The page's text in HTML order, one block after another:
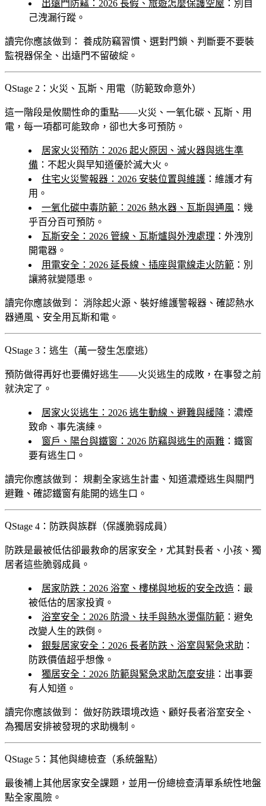
出遠門防竊：2026 長假、旅遊怎麼保護空屋 ：別自
己洩漏行蹤。
讀完你應該做到： 養成防竊習慣、選對門鎖、判斷要不要裝
監視器保全、出遠門不留破綻。
Stage 2：火災、瓦斯、用電（防範致命意外）
這一階段是攸關性命的重點——火災、一氧化碳、瓦斯、用
電，每一項都可能致命，卻也大多可預防。
居家火災預防：2026 起火原因、滅火器與逃生準
備 ：不起火與早知道優於滅大火。
住宅火災警報器：2026 安裝位置與維護 ：維護才有
用。
一氧化碳中毒防範：2026 熱水器、瓦斯與通風 ：幾
乎百分百可預防。
瓦斯安全：2026 管線、瓦斯爐與外洩處理 ：外洩別
開電器。
用電安全：2026 延長線、插座與電線走火防範 ：別
讓將就變隱患。
讀完你應該做到： 消除起火源、裝好維護警報器、確認熱水
器通風、安全用瓦斯和電。
Stage 3：逃生（萬一發生怎麼逃）
預防做得再好也要備好逃生——火災逃生的成敗，在事發之前
就決定了。
居家火災逃生：2026 逃生動線、避難與緩降 ：濃煙
致命、事先演練。
窗戶、陽台與鐵窗：2026 防竊與逃生的兩難 ：鐵窗
要有逃生口。
讀完你應該做到： 規劃全家逃生計畫、知道濃煙逃生與關門
避難、確認鐵窗有能開的逃生口。
Stage 4：防跌與族群（保護脆弱成員）
防跌是最被低估卻最救命的居家安全，尤其對長者、小孩、獨
居者這些脆弱成員。
居家防跌：2026 浴室、樓梯與地板的安全改造 ：最
被低估的居家投資。
浴室安全：2026 防滑、扶手與熱水燙傷防範 ：避免
改變人生的跌倒。
銀髮居家安全：2026 長者防跌、浴室與緊急求助 ：
防跌價值超乎想像。
獨居安全：2026 防範與緊急求助怎麼安排 ：出事要
有人知道。
讀完你應該做到： 做好防跌環境改造、顧好長者浴室安全、
為獨居安排被發現的求助機制。
Stage 5：其他與總檢查（系統盤點）
最後補上其他居家安全課題，並用一份總檢查清單系統性地盤
點全家風險。